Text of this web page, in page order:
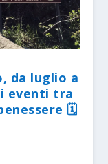
da luglio a
eventi tra
🗓